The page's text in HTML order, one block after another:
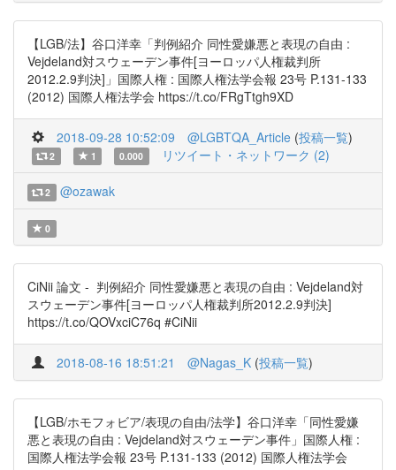
【LGB/法】谷口洋幸「判例紹介 同性愛嫌悪と表現の自由 :
Vejdeland対スウェーデン事件[ヨーロッパ人権裁判所
2012.2.9判決]」国際人権 : 国際人権法学会報 23号 P.131-133
(2012) 国際人権法学会 https://t.co/FRgTtgh9XD
2018-09-28 10:52:09 @LGBTQA_Article (投稿一覧)
2 1 0.000 リツイート・ネットワーク (2)
2 @ozawak
0
CiNii 論文 - 判例紹介 同性愛嫌悪と表現の自由 : Vejdeland対
スウェーデン事件[ヨーロッパ人権裁判所2012.2.9判決]
https://t.co/QOVxciC76q #CiNii
2018-08-16 18:51:21 @Nagas_K (投稿一覧)
【LGB/ホモフォビア/表現の自由/法学】谷口洋幸「同性愛嫌
悪と表現の自由 : Vejdeland対スウェーデン事件」国際人権 :
国際人権法学会報 23号 P.131-133 (2012) 国際人権法学会